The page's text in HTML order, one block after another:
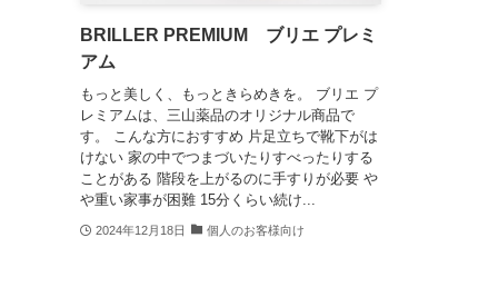
BRILLER PREMIUM ブリエ プレミ
アム
もっと美しく、もっときらめきを。 ブリエ プ
レミアムは、三山薬品のオリジナル商品で
す。 こんな方におすすめ 片足立ちで靴下がは
けない 家の中でつまづいたりすべったりする
ことがある 階段を上がるのに手すりが必要 や
や重い家事が困難 15分くらい続け...
2024年12月18日 個人のお客様向け